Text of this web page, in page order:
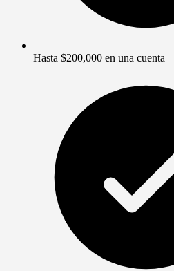
Hasta $200,000 en una cuenta